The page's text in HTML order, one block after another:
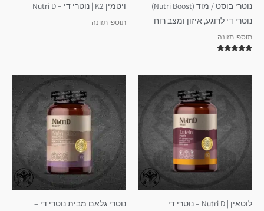
נוטרי בוסט / מוד (Nutri Boost)
נוטרי די לרוגע, איזון ומצב רוח
תוספי תזונה
ויטמין K2 | נוטרי די – Nutri D
תוספי תזונה
לוטאין | Nutri D – נוטרי די
נוטרי גלאם מבית נוטרי די –